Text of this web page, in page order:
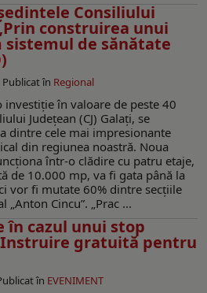
Consiliului
construirea unui
sistemul de sănătate
Publicat în Regional
investiție în valoare de peste 40
Județean (CJ) Galați, se
dintre cele mai impresionante
din regiunea noastră. Noua
într-o clădire cu patru etaje,
de 10.000 mp, va fi gata până la
vor fi mutate 60% dintre secțiile
Cincu”. „Prac ...
în cazul unui stop
gratuită pentru
în EVENIMENT